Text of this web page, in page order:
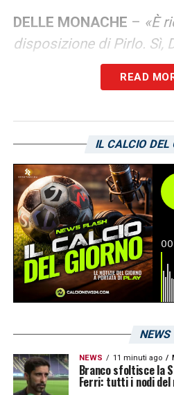
DELLE MONACHE – «È
disposizione di Pirlo. Sì,
preso io. Si tratta di un
gioca già in Serie B e in
LA PLAYLIST DELLE
READ
IL CALCIO DEL
NEWS
NEWS 11 minuti ago
Branco sfoltisce la
Ferri: tutti i nodi